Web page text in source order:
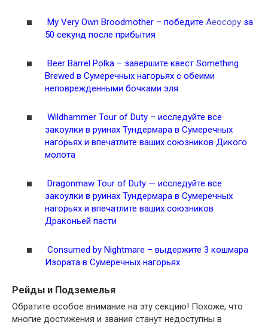
My Very Own Broodmother – победите Аеосору за
50 секунд после прибытия
Beer Barrel Polka – завершите квест Something
Brewed в Сумеречных нагорьях с обеими
неповрежденными бочками эля
Wildhammer Tour of Duty – исследуйте все
закоулки в руинах Тундермара в Сумеречных
нагорьях и впечатлите ваших союзников Дикого
молота
Dragonmaw Tour of Duty — исследуйте все
закоулки в руинах Тундермара в Сумеречных
нагорьях и впечатлите ваших союзников
Драконьей пасти
Consumed by Nightmare – выдержите 3 кошмара
Изората в Сумеречных нагорьях
Рейды и Подземелья
Обратите особое внимание на эту секцию! Похоже, что
многие достижения и звания станут недоступны в